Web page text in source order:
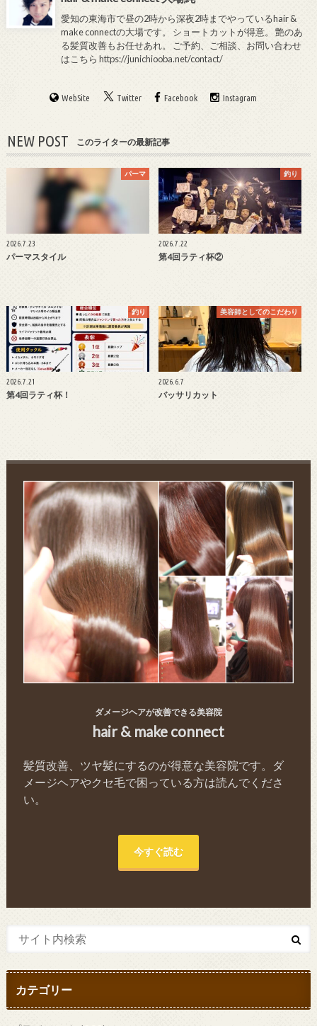
愛知の東海市で昼の2時から深夜2時までやっているhair &
make connectの大場です。 ショートカットが得意。 艶のあ
る髪質改善もお任せあれ。 ご予約、ご相談、お問い合わせ
はこちらhttps://junichiooba.net/contact/
WebSite Twitter Facebook Instagram
NEW POST このライターの最新記事
パーマ
2026.7.23
パーマスタイル
釣り
2026.7.22
第4回ラティ杯②
釣り
2026.7.21
第4回ラティ杯！
美容師としてのこだわり
2026.6.7
バッサリカット
ダメージヘアが改善できる美容院
hair & make connect
髪質改善、ツヤ髪にするのが得意な美容院です。ダ
メージヘアやクセ毛で困っている方は読んでくださ
い。
今すぐ読む
カテゴリー